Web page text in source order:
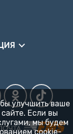
улучшить ваше
Если вы
мы будем
cookie-